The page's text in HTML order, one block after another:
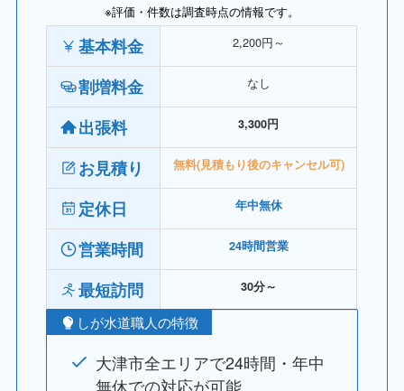
※評価・件数は調査時点の情報です。
基本料金 2,200円～
割増料金 なし
出張料 3,300円
お見積り 無料(見積もり後のキャンセル可)
定休日 年中無休
営業時間 24時間営業
最短訪問 30分～
しが水道職人の特徴
大津市全エリアで24時間・年中
無休での対応が可能